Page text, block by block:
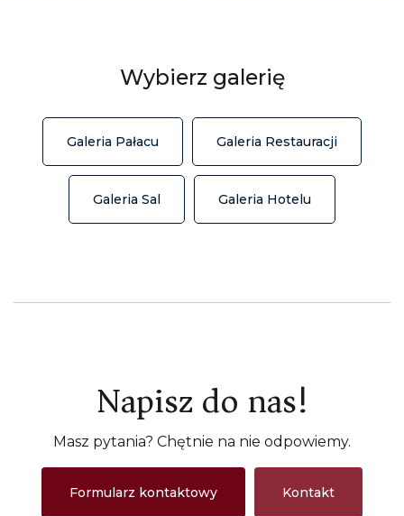
Wybierz galerię
Galeria Pałacu Galeria Restauracji
Galeria Sal Galeria Hotelu
Napisz do nas!
Masz pytania? Chętnie na nie odpowiemy.
Formularz kontaktowy Kontakt